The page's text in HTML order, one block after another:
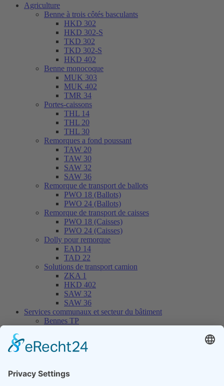
Agriculture
Benne à trois côtés basculants
HKD 302
HKD 302-S
TKD 302
TKD 302-S
HKD 402
Benne monocoque
MUK 303
MUK 402
TMR 34
Portes-caissons
THL 14
THL 20
THL 30
Remorques a fond poussant
TAW 20
TAW 30
SAW 32
SAW 36
Remorque de transport de ballots
PWO 18 (Ballots)
PWO 24 (Ballots)
Remorque de transport de caisses
PWO 18 (Caisses)
PWO 24 (Caisses)
Dolly pour remorque
EAD 14
TAD 22
Solutions de transport camion
ZKA 1
HKD 402
SAW 32
SAW 36
Services communaux et secteur du bâtiment
Bennes TP
MUP 20SP
THL 14